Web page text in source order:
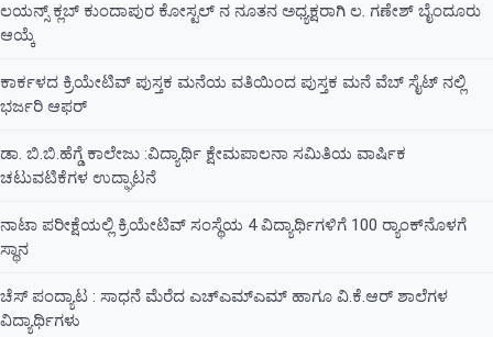
ಲಯನ್ಸ್ ಕ್ಲಬ್ ಕುಂದಾಪುರ ಕೋಸ್ಟಲ್ ನ ನೂತನ ಅಧ್ಯಕ್ಷರಾಗಿ ಲ. ಗಣೇಶ್ ಬೈಂದೂರು
ಆಯ್ಕೆ
ಕಾರ್ಕಳದ ಕ್ರಿಯೇಟಿವ್ ಪುಸ್ತಕ ಮನೆಯ ವತಿಯಿಂದ ಪುಸ್ತಕ ಮನೆ ವೆಬ್ ಸೈಟ್ ನಲ್ಲಿ
ಭರ್ಜರಿ ಆಫರ್
ಡಾ. ಬಿ.ಬಿ.ಹೆಗ್ಡೆ ಕಾಲೇಜು :ವಿದ್ಯಾರ್ಥಿ ಕ್ಷೇಮಪಾಲನಾ ಸಮಿತಿಯ ವಾರ್ಷಿಕ
ಚಟುವಟಿಕೆಗಳ ಉದ್ಘಾಟನೆ
ನಾಟಾ ಪರೀಕ್ಷೆಯಲ್ಲಿ ಕ್ರಿಯೇಟಿವ್ ಸಂಸ್ಥೆಯ 4 ವಿದ್ಯಾರ್ಥಿಗಳಿಗೆ 100 ರ‍್ಯಾಂಕ್‌ನೊಳಗೆ
ಸ್ಥಾನ
ಚೆಸ್ ಪಂದ್ಯಾಟ : ಸಾಧನೆ ಮೆರೆದ ಎಚ್ಎಮ್ಎಮ್ ಹಾಗೂ ವಿ.ಕೆ.ಆರ್ ಶಾಲೆಗಳ
ವಿದ್ಯಾರ್ಥಿಗಳು